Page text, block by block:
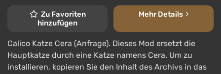
Zu Favoriten
hinzufügen
Mehr Details
Calico Katze Cera (Anfrage). Dieses Mod ersetzt die
Hauptkatze durch eine Katze namens Cera. Um zu
installieren, kopieren Sie den Inhalt des Archivs in das